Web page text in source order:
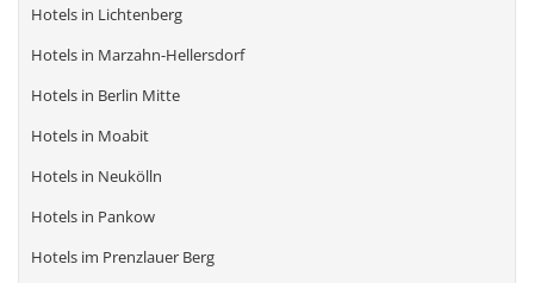
Hotels in Lichtenberg
Hotels in Marzahn-Hellersdorf
Hotels in Berlin Mitte
Hotels in Moabit
Hotels in Neukölln
Hotels in Pankow
Hotels im Prenzlauer Berg